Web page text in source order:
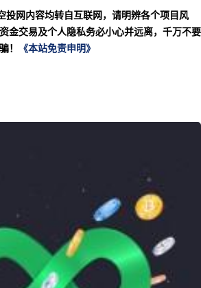
投网内容均转自互联网，请明辨各个项目风
金交易及个人隐私务必小心并远离，千万不要
！
《本站免责申明》